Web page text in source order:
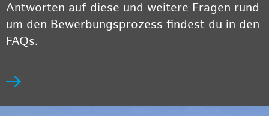
Antworten auf diese und weitere Fragen rund
um den Bewerbungsprozess findest du in den
FAQs.